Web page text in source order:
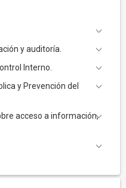
y auditoría.
Interno.
y Prevención del
acceso a información,